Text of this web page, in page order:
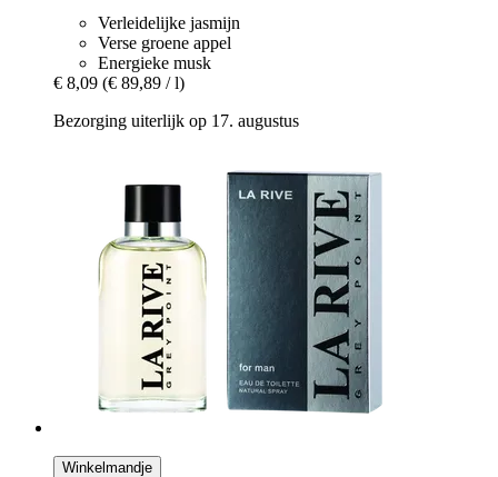
Verleidelijke jasmijn
Verse groene appel
Energieke musk
€ 8,09 (€ 89,89 / l)
Bezorging uiterlijk op 17. augustus
Winkelmandje